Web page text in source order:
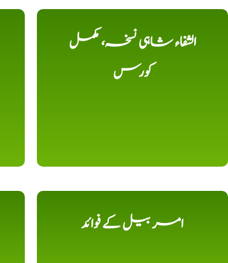
الشفاء شاہی نسخہ، مکمل
کورس
امر بیل کے فوائد